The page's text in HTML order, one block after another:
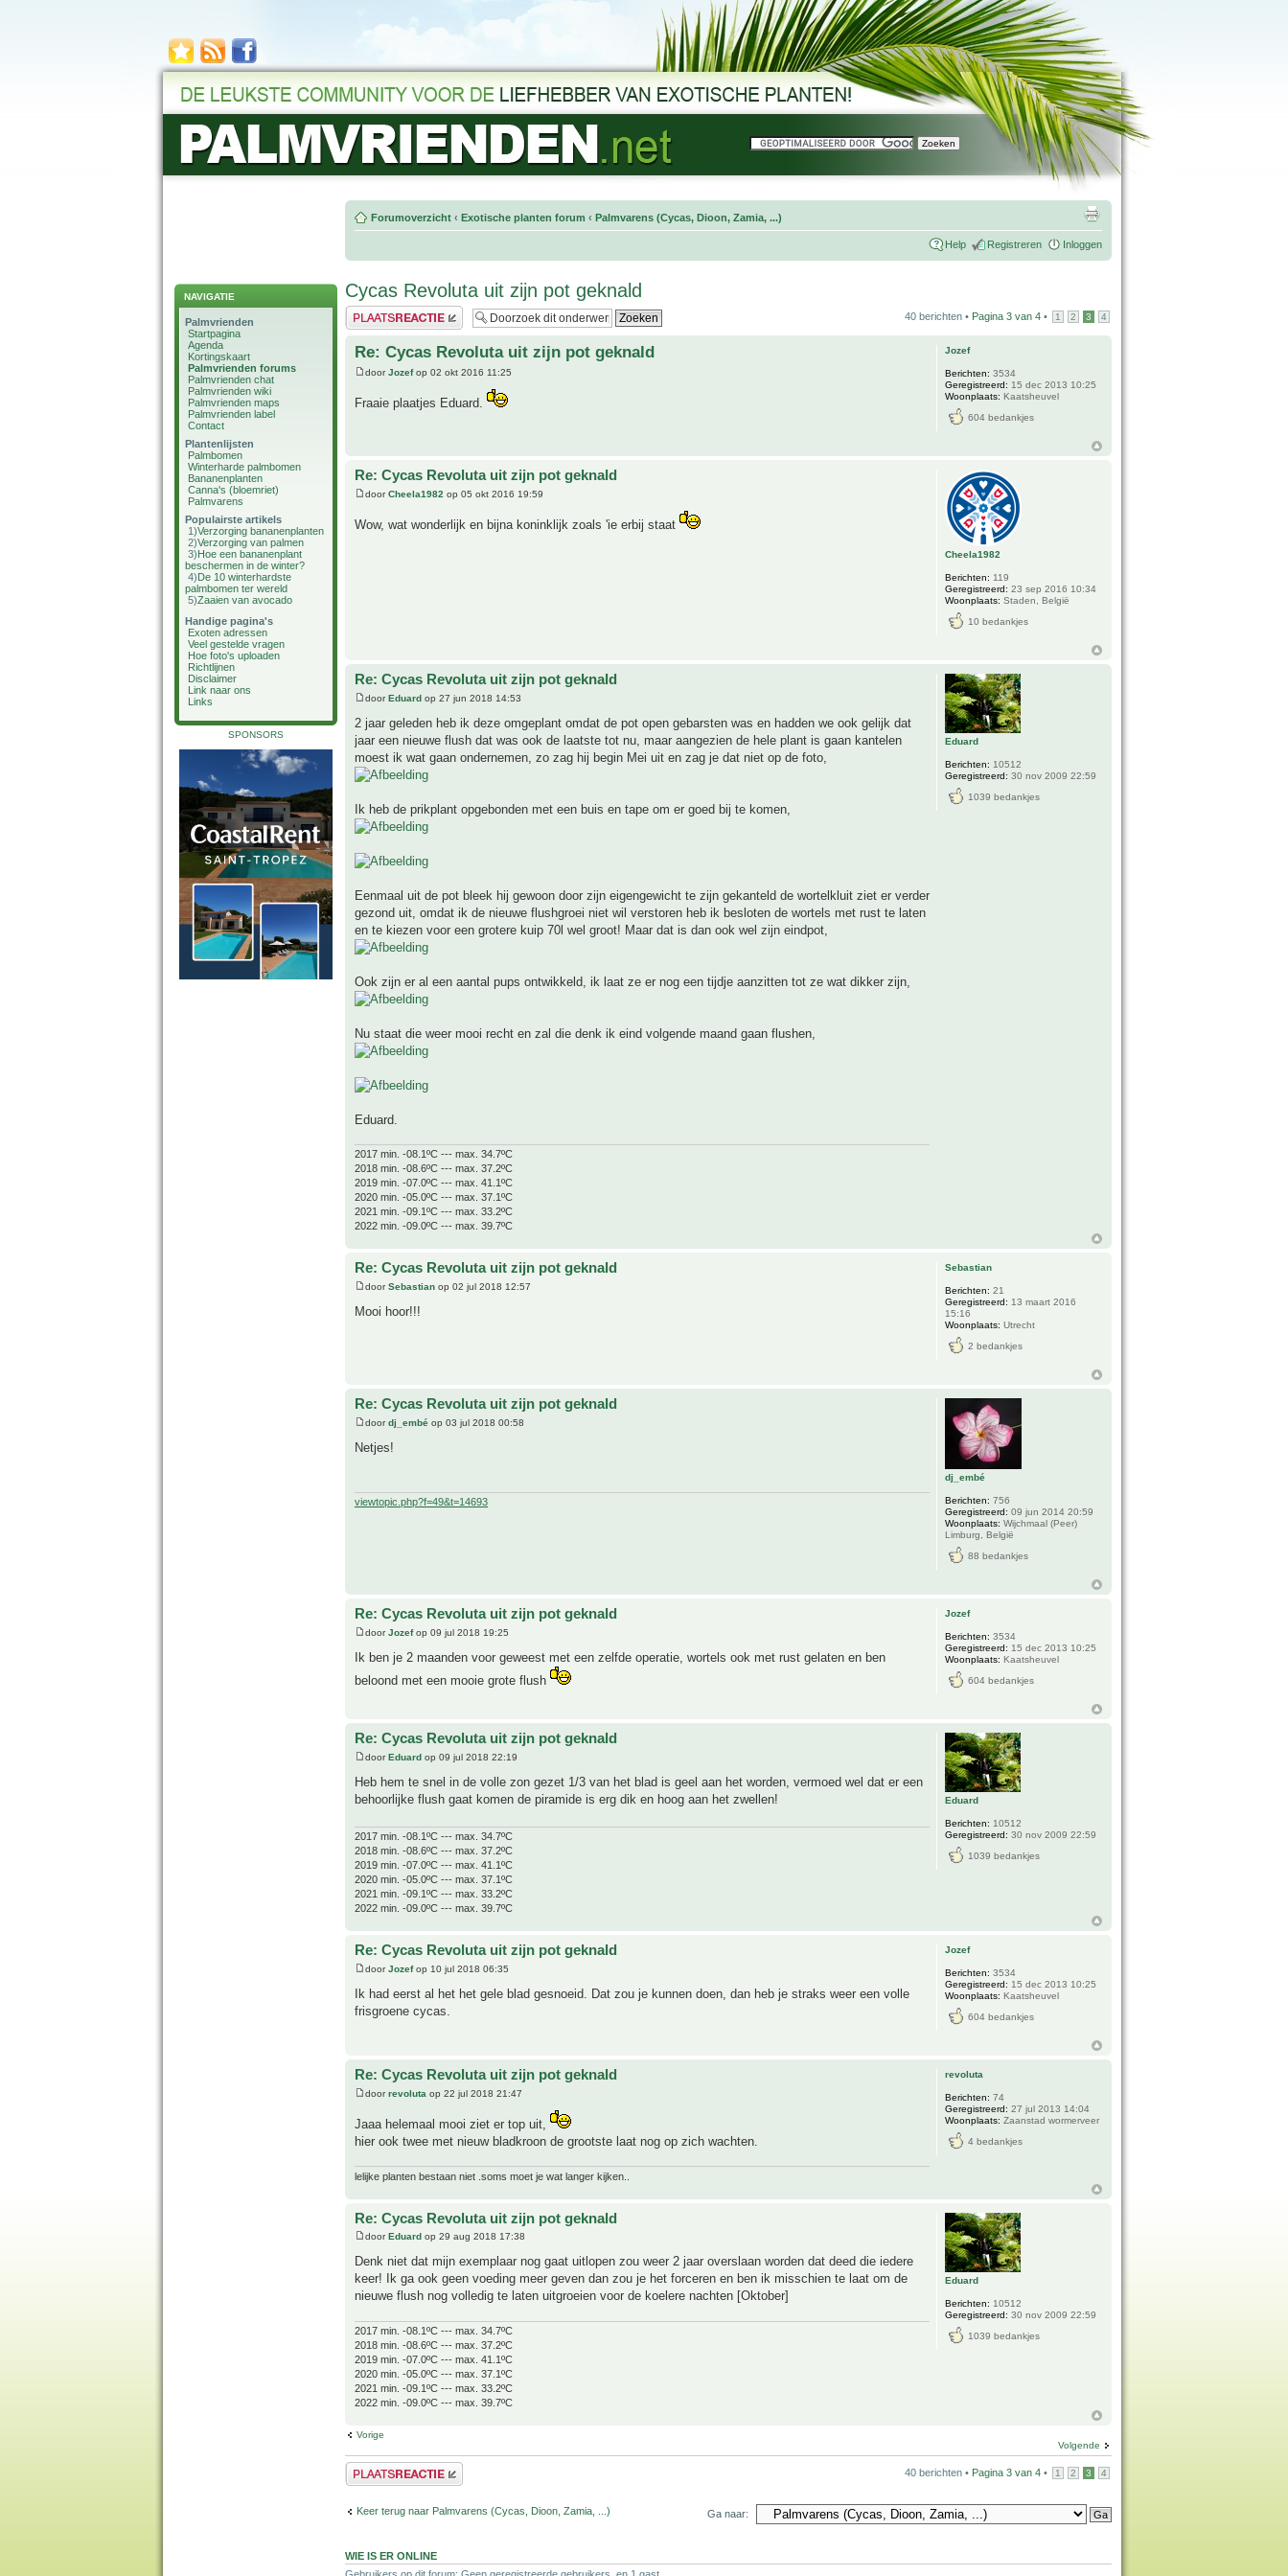
NAVIGATIE
Palmvrienden
Startpagina
Agenda
Kortingskaart
Palmvrienden forums
Palmvrienden chat
Palmvrienden wiki
Palmvrienden maps
Palmvrienden label
Contact
Plantenlijsten
Palmbomen
Winterharde palmbomen
Bananenplanten
Canna's (bloemriet)
Palmvarens
Populairste artikels
1)Verzorging bananenplanten
2)Verzorging van palmen
3)Hoe een bananenplant
beschermen in de winter?
4)De 10 winterhardste
palmbomen ter wereld
5)Zaaien van avocado
Handige pagina's
Exoten adressen
Veel gestelde vragen
Hoe foto's uploaden
Richtlijnen
Disclaimer
Link naar ons
Links
SPONSORS
Forumoverzicht ‹ Exotische planten forum ‹ Palmvarens (Cycas, Dioon, Zamia, ...)
Help Registreren Inloggen
Cycas Revoluta uit zijn pot geknald
Plaats een reactie 40 berichten • Pagina 3 van 4 • 1 2 3 4
Re: Cycas Revoluta uit zijn pot geknald
doorJozefop 02 okt 2016 11:25
Fraaie plaatjes Eduard.
Jozef
Berichten: 3534
Geregistreerd: 15 dec 2013 10:25
Woonplaats: Kaatsheuvel
604 bedankjes
Re: Cycas Revoluta uit zijn pot geknald
doorCheela1982 op 05 okt 2016 19:59
Wow, wat wonderlijk en bijna koninklijk zoals 'ie erbij staat
Cheela1982
Berichten: 119
Geregistreerd: 23 sep 2016 10:34
Woonplaats: Staden, België
10 bedankjes
Re: Cycas Revoluta uit zijn pot geknald
doorEduard op 27 jun 2018 14:53
2 jaar geleden heb ik deze omgeplant omdat de pot open gebarsten was en hadden we ook gelijk dat
jaar een nieuwe flush dat was ook de laatste tot nu, maar aangezien de hele plant is gaan kantelen
moest ik wat gaan ondernemen, zo zag hij begin Mei uit en zag je dat niet op de foto,
Ik heb de prikplant opgebonden met een buis en tape om er goed bij te komen,
Eenmaal uit de pot bleek hij gewoon door zijn eigengewicht te zijn gekanteld de wortelkluit ziet er verder
gezond uit, omdat ik de nieuwe flushgroei niet wil verstoren heb ik besloten de wortels met rust te laten
en te kiezen voor een grotere kuip 70l wel groot! Maar dat is dan ook wel zijn eindpot,
Ook zijn er al een aantal pups ontwikkeld, ik laat ze er nog een tijdje aanzitten tot ze wat dikker zijn,
Nu staat die weer mooi recht en zal die denk ik eind volgende maand gaan flushen,
Eduard.
2017 min. -08.1ºC --- max. 34.7ºC
2018 min. -08.6ºC --- max. 37.2ºC
2019 min. -07.0ºC --- max. 41.1ºC
2020 min. -05.0ºC --- max. 37.1ºC
2021 min. -09.1ºC --- max. 33.2ºC
2022 min. -09.0ºC --- max. 39.7ºC
Eduard
Berichten: 10512
Geregistreerd: 30 nov 2009 22:59
1039 bedankjes
Re: Cycas Revoluta uit zijn pot geknald
doorSebastian op 02 jul 2018 12:57
Mooi hoor!!!
Sebastian
Berichten: 21
Geregistreerd: 13 maart 2016
15:16
Woonplaats: Utrecht
2 bedankjes
Re: Cycas Revoluta uit zijn pot geknald
doordj_embé op 03 jul 2018 00:58
Netjes!
viewtopic.php?f=49&t=14693
dj_embé
Berichten: 756
Geregistreerd: 09 jun 2014 20:59
Woonplaats: Wijchmaal (Peer)
Limburg, België
88 bedankjes
Re: Cycas Revoluta uit zijn pot geknald
doorJozefop 09 jul 2018 19:25
Ik ben je 2 maanden voor geweest met een zelfde operatie, wortels ook met rust gelaten en ben
beloond met een mooie grote flush
Jozef
Berichten: 3534
Geregistreerd: 15 dec 2013 10:25
Woonplaats: Kaatsheuvel
604 bedankjes
Re: Cycas Revoluta uit zijn pot geknald
doorEduard op 09 jul 2018 22:19
Heb hem te snel in de volle zon gezet 1/3 van het blad is geel aan het worden, vermoed wel dat er een
behoorlijke flush gaat komen de piramide is erg dik en hoog aan het zwellen!
2017 min. -08.1ºC --- max. 34.7ºC
2018 min. -08.6ºC --- max. 37.2ºC
2019 min. -07.0ºC --- max. 41.1ºC
2020 min. -05.0ºC --- max. 37.1ºC
2021 min. -09.1ºC --- max. 33.2ºC
2022 min. -09.0ºC --- max. 39.7ºC
Eduard
Berichten: 10512
Geregistreerd: 30 nov 2009 22:59
1039 bedankjes
Re: Cycas Revoluta uit zijn pot geknald
doorJozefop 10 jul 2018 06:35
Ik had eerst al het het gele blad gesnoeid. Dat zou je kunnen doen, dan heb je straks weer een volle
frisgroene cycas.
Jozef
Berichten: 3534
Geregistreerd: 15 dec 2013 10:25
Woonplaats: Kaatsheuvel
604 bedankjes
Re: Cycas Revoluta uit zijn pot geknald
doorrevoluta op 22 jul 2018 21:47
Jaaa helemaal mooi ziet er top uit,
hier ook twee met nieuw bladkroon de grootste laat nog op zich wachten.
lelijke planten bestaan niet .soms moet je wat langer kijken..
revoluta
Berichten: 74
Geregistreerd: 27 jul 2013 14:04
Woonplaats: Zaanstad wormerveer
4 bedankjes
Re: Cycas Revoluta uit zijn pot geknald
doorEduard op 29 aug 2018 17:38
Denk niet dat mijn exemplaar nog gaat uitlopen zou weer 2 jaar overslaan worden dat deed die iedere
keer! Ik ga ook geen voeding meer geven dan zou je het forceren en ben ik misschien te laat om de
nieuwe flush nog volledig te laten uitgroeien voor de koelere nachten [Oktober]
2017 min. -08.1ºC --- max. 34.7ºC
2018 min. -08.6ºC --- max. 37.2ºC
2019 min. -07.0ºC --- max. 41.1ºC
2020 min. -05.0ºC --- max. 37.1ºC
2021 min. -09.1ºC --- max. 33.2ºC
2022 min. -09.0ºC --- max. 39.7ºC
Eduard
Berichten: 10512
Geregistreerd: 30 nov 2009 22:59
1039 bedankjes
Vorige
Volgende
Plaats een reactie 40 berichten • Pagina 3 van 4 • 1 2 3 4
Keer terug naar Palmvarens (Cycas, Dioon, Zamia, ...) Ga naar:
WIE IS ER ONLINE